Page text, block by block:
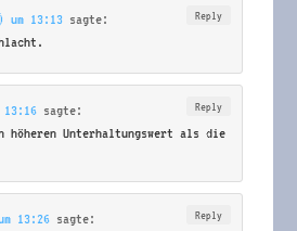
um 13:13 sagte: Reply
13:16 sagte: Reply
höheren Unterhaltungswert als die
13:26 sagte: Reply